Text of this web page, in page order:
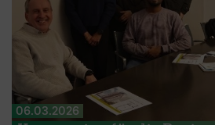
06.03.2026